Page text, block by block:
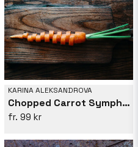
KARINA ALEKSANDROVA
Chopped Carrot Symphony
99 kr